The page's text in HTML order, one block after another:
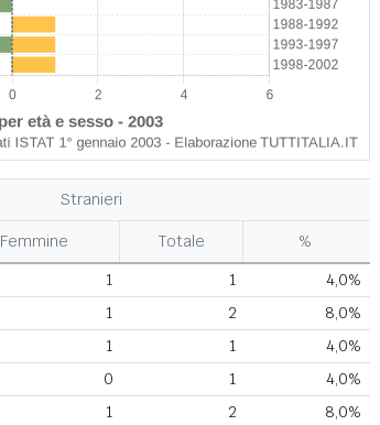
Stranieri
Femmine Totale
%
1 1
4,0%
1 2
8,0%
1 1
4,0%
0 1
4,0%
1 2
8,0%